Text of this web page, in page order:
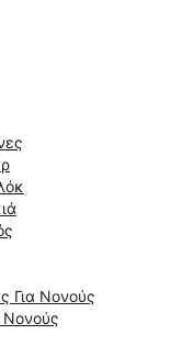
Για Νονούς
Νονούς